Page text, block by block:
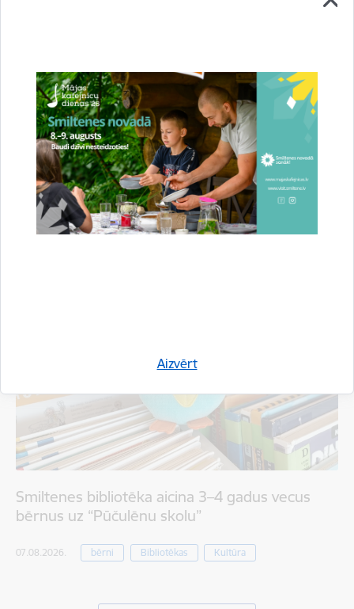
Aizvērt
Stājies spēkā jaunais novada teritorijas
plānojums – Smiltene ieguvusi jaunas pilsētas
robežas
Smiltenes bibliotēka aicina 3–4 gadus vecus
bērnus uz “Pūčulēnu skolu”
07.08.2026. bērni Bibliotēkas Kultūra